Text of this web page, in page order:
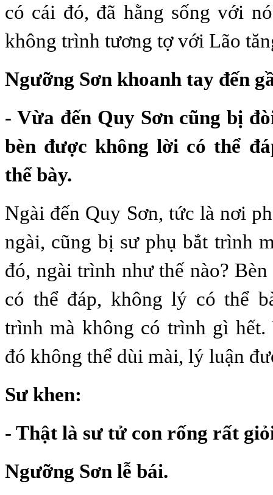
có cái đó, đã hằng sống với
không trình tương tợ với Lão
Ngưỡng Sơn khoanh tay đến
- Vừa đến Quy Sơn cũng bị
bèn được không lời có thể
thể bày.
Ngài đến Quy Sơn, tức là nơi
ngài, cũng bị sư phụ bắt trình
đó, ngài trình như thế nào?
có thể đáp, không lý có thể
trình mà không có trình gì
đó không thể dùi mài, lý luận
Sư khen:
- Thật là sư tử con rống rất
Ngưỡng Sơn lễ bái.